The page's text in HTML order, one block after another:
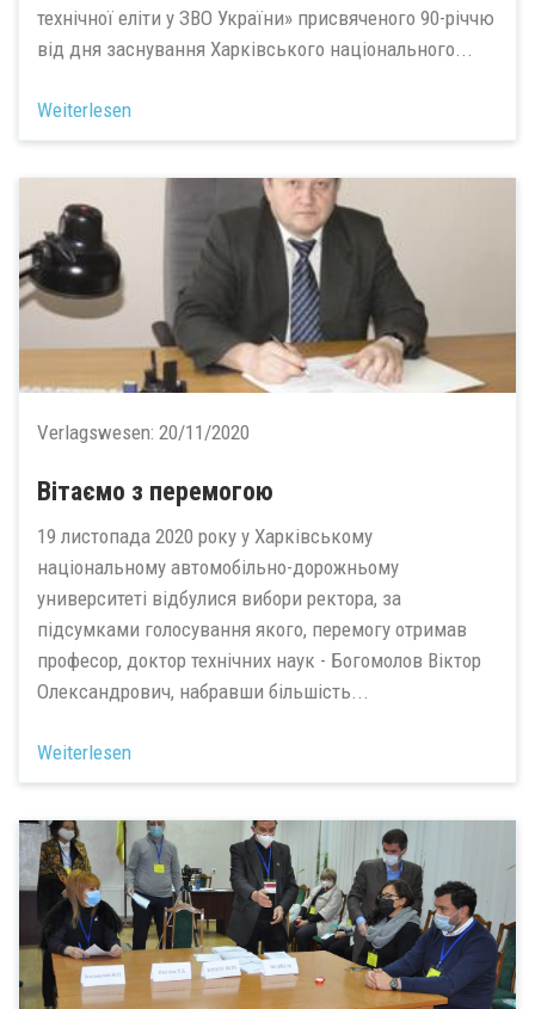
технічної еліти у ЗВО України» присвяченого 90-річчю
від дня заснування Харківського національного...
Weiterlesen
Verlagswesen: 20/11/2020
Вітаємо з перемогою
19 листопада 2020 року у Харківському
національному автомобільно-дорожньому
университеті відбулися вибори ректора, за
підсумками голосування якого, перемогу отримав
професор, доктор технічних наук - Богомолов Віктор
Олександрович, набравши більшість...
Weiterlesen